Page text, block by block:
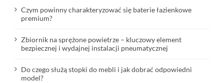
Czym powinny charakteryzować się baterie łazienkowe
premium?
Zbiornik na sprężone powietrze – kluczowy element
bezpiecznej i wydajnej instalacji pneumatycznej
Do czego służą stopki do mebli i jak dobrać odpowiedni
model?